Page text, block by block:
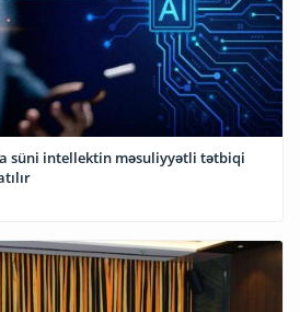
süni intellektin məsuliyyətli tətbiqi